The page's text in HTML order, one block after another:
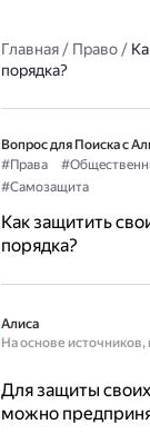
Главная/ Право/
порядка?
Вопрос для Поиска с
#Права
#Самозащита
Как защитить
порядка?
Алиса
На основе
Для защиты
можно